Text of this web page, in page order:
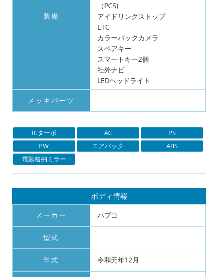
装備
（PCS)
アイドリングストップ
ETC
カラーバックカメラ
スペアキー
スマートキー2個
社外ナビ
LEDヘッドライト
メッキパーツ
ICターボ AC
PS
PW
エアバック
ABS
電動格納ミラー
ボディ情報
メーカー パブコ
型式
年式 令和元年12月